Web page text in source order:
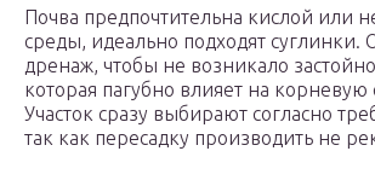
Почва предпочтительна кислой или
среды, идеально подходят суглинки.
дренаж, чтобы не возникало
которая пагубно влияет на корневую
Участок сразу выбирают согласно
так как пересадку производить не